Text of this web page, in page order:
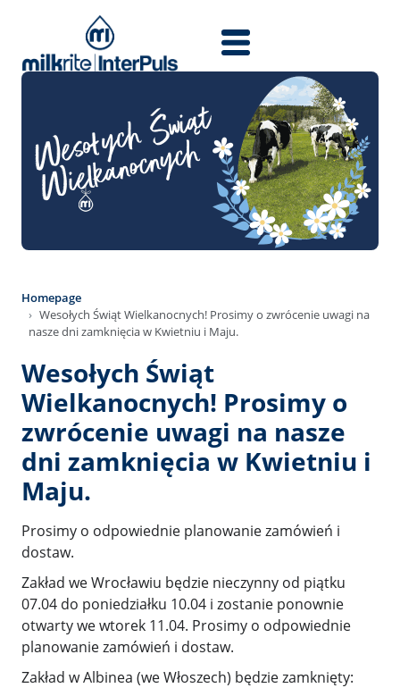
Homepage
Wesołych Świąt Wielkanocnych! Prosimy o zwrócenie uwagi na
nasze dni zamknięcia w Kwietniu i Maju.
Wesołych Świąt
Wielkanocnych! Prosimy o
zwrócenie uwagi na nasze
dni zamknięcia w Kwietniu i
Maju.
Prosimy o odpowiednie planowanie zamówień i
dostaw.
Zakład we Wrocławiu będzie nieczynny od piątku
07.04 do poniedziałku 10.04 i zostanie ponownie
otwarty we wtorek 11.04. Prosimy o odpowiednie
planowanie zamówień i dostaw.
Zakład w Albinea (we Włoszech) będzie zamknięty: